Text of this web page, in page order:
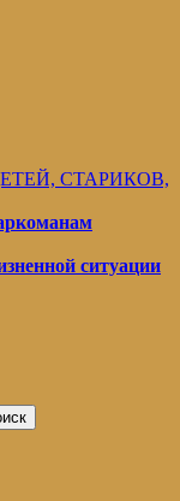
СТАРИКОВ,
ситуации